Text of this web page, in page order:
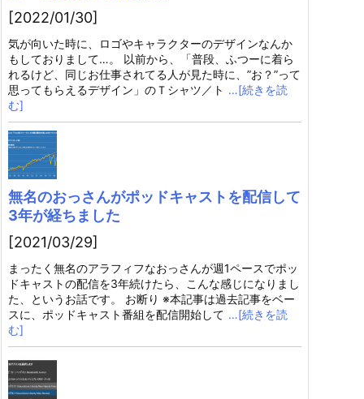
[2022/01/30]
気が向いた時に、ロゴやキャラクターのデザインなんか
もしておりまして…。 以前から、「普段、ふつーに着ら
れるけど、同じお仕事されてる人が見た時に、”お？”って
思ってもらえるデザイン」のＴシャツ／ト …[続きを読
む]
無名のおっさんがポッドキャストを配信して
3年が経ちました
[2021/03/29]
まったく無名のアラフィフなおっさんが週1ペースでポッ
ドキャストの配信を3年続けたら、こんな感じになりまし
た、というお話です。 お断り ※本記事は過去記事をベー
スに、ポッドキャスト番組を配信開始して …[続きを読
む]